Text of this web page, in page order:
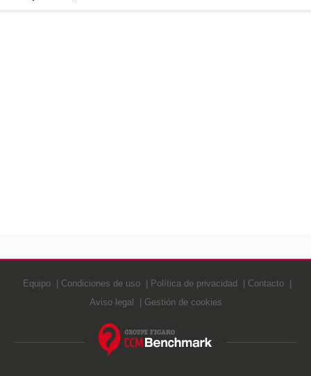
Equipo Condiciones de uso Política de privacidad
Contacto
Aviso legal
Gestión de cookies